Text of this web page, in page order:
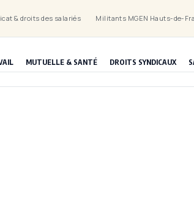
& droits des salariés Militants MGEN Hauts-de-
MUTUELLE & SANTÉ DROITS SYNDICAUX